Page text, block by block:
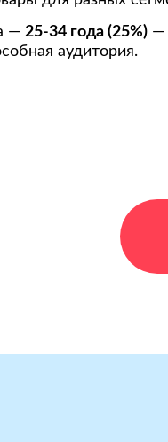
— 25-34 года (25%) —
аудитория.